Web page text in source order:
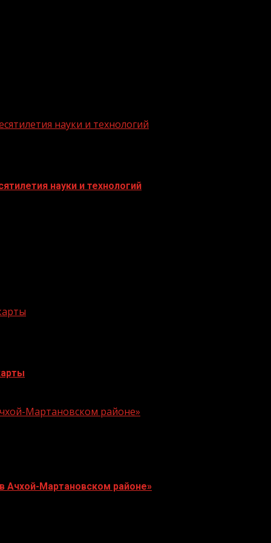
науки и технологий
науки и технологий
Мартановском районе»
Ачхой-Мартановском районе»